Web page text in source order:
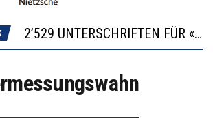
2’529 UNTERSCHRIFTEN FÜR «KEINE DIGITALEN GERÄTE IN DEN ERSTEN VIER PRIMARSCHULJAHREN» EINGEREICHT
ICH WILL MEHR EVIDENZ UND WILL WISSEN, WAS ALL DIE INVESTITIONEN BRINGEN